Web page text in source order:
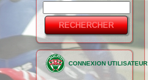
Formulaire
de
recherche
CONNEXION UTILISATEUR